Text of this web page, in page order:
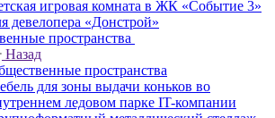
игровая комната в ЖК «Событие 3»
девелопера «Донстрой»
пространства
Назад
пространства
для зоны выдачи коньков во
ледовом парке IT-компании